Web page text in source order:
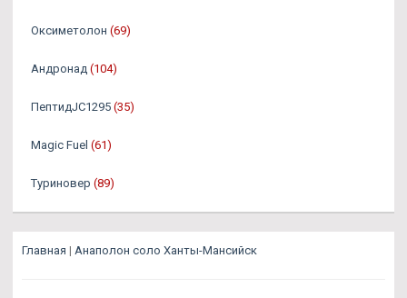
Оксиметолон (69)
Андронад (104)
ПептидJC1295 (35)
Magic Fuel (61)
Туриновер (89)
Главная | Анаполон соло Ханты-Мансийск